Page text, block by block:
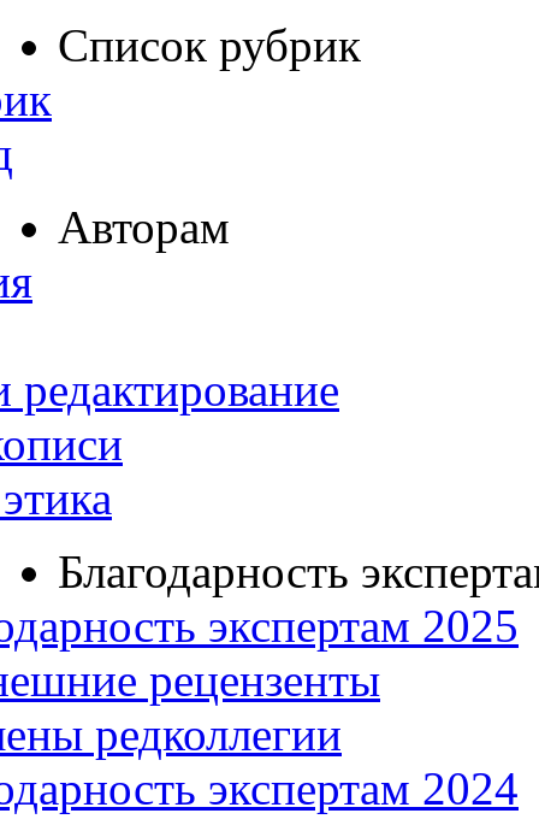
Список рубрик
Авторам
редактирование
Благодарность
экспертам 2025
рецензенты
редколлегии
экспертам 2024